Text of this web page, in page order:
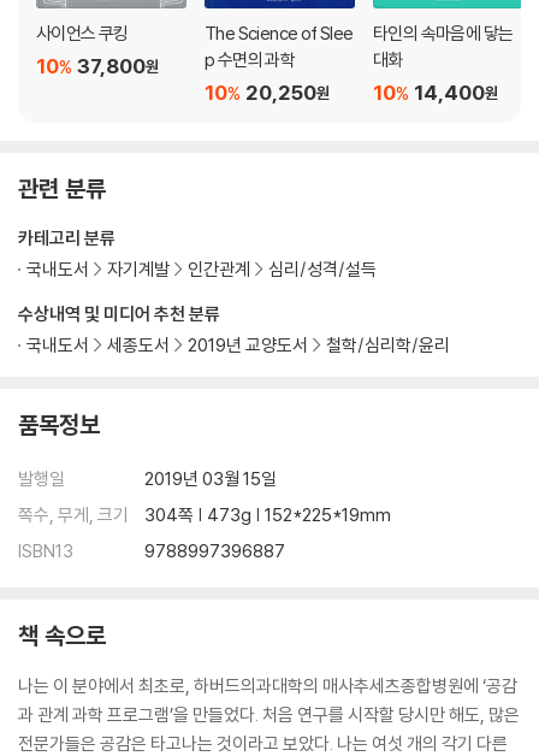
표정에서 감정을 읽어 내지 못하는 디지털 네이티브
상대를 사람으로 생각하지 않는 온라인 트롤
하나의 이모티콘에 담긴 천 가지 감정
예술은 어떻게 공감으로 이어지는가
예술과 공감, ‘닭이 먼저일까, 달걀이 먼저일까?’
사회적 소통으로 이어지는 예술의 힘
공감의 일곱 가지 열쇠와 예술
CHAP 10. 구체적 결과를 얻어 내는 공감의 리더십
리더에게 투영되는 애착 패턴
2016년 미국 대통령 선거: 공감의 부재와 그릇된 공감
리더십에 활용하는 공감의 일곱 가지 열쇠
CHAP 11. 공감 결핍, 공감 과잉의 심층 분석
정신질환자에 대한 공감 부족
중독에 대한 동정과 공감의 차이
공감 대신 ‘기타 집단’으로 분류되는 자폐증
나의 공감 열쇠를 찾으라
공감하기 어려운 ‘괴물들’에 대한 생각
사이언스 쿠킹
37,800원
10%
The Science of Slee
p 수면의 과학
20,250원
10%
타인의 속마음에 닿는
대화
14,400원
10%
관련 분류
수상내역 및 미디어 추천 분류
국내도서
세종도서 2019년 교양도서 철학/심리학/윤리
카테고리 분류
국내도서
자기계발 인간관계 심리/성격/설득
품목정보
발행일
2019년 03월 15일
쪽수, 무게, 크기
304쪽 | 473g | 152*225*19mm
ISBN13
9788997396887
책 속으로
나는 이 분야에서 최초로, 하버드의과대학의 매사추세츠종합병원에 ‘공감
과 관계 과학 프로그램’을 만들었다. 처음 연구를 시작할 당시만 해도, 많은
전문가들은 공감은 타고나는 것이라고 보았다. 나는 여섯 개의 각기 다른